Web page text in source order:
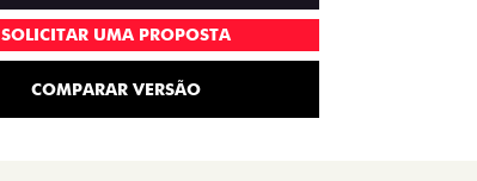
SOLICITAR UMA PROPOSTA
COMPARAR VERSÃO